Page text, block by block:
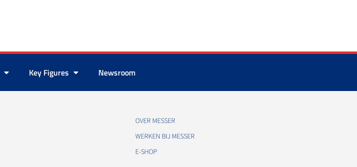
Key Figures Newsroom
OVER MESSER
WERKEN BIJ MESSER
E-SHOP